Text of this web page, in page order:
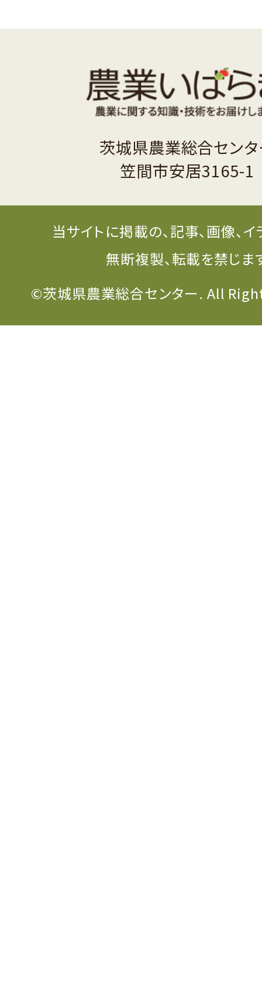
茨城県農業総合セン
笠間市安居3165-1
当サイトに掲載の、記事、画像、
無断複製、転載を禁じま
©茨城県農業総合センター. All